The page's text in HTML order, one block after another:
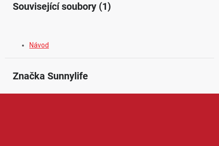
Související soubory (1)
Návod
Značka Sunnylife